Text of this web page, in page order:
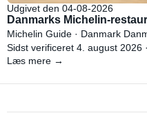
Udgivet den 04-08-2026
Danmarks Michelin-
Michelin Guide · Danmark
Sidst verificeret 4. august 2026 ·
Læs mere →